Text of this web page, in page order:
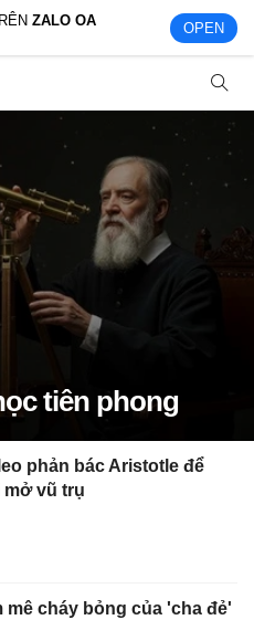
ZALO OA OPEN
tiên phong
phản bác Aristotle để
mở vũ trụ
mê cháy bỏng của 'cha đẻ'